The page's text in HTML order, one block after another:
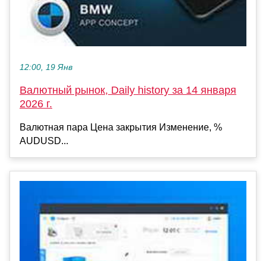
12:00, 19 Янв
Валютный рынок, Daily history за 14 января
2026 г.
Валютная пара Цена закрытия Изменение, %
AUDUSD...